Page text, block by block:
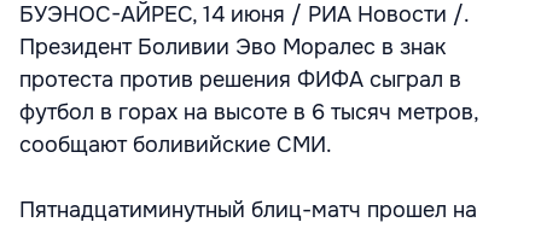
БУЭНОС-АЙРЕС, 14 июня / РИА Новости /.
Президент Боливии Эво Моралес в знак
протеста против решения ФИФА сыграл в
футбол в горах на высоте в 6 тысяч метров,
сообщают боливийские СМИ.
Пятнадцатиминутный блиц-матч прошел на